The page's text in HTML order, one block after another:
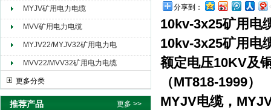
MYJV矿用电力电缆
MVV矿用电力电缆
MYJV22/MYJV32矿用电力电
缆
MVV22/MVV32矿用电力电缆
更多分类
推荐产品 更多 >>
分享到：
10kv-3x25矿用电
10kv-3x25矿用电
额定电压10KV及
（MT818-1999）
MYJV电缆，